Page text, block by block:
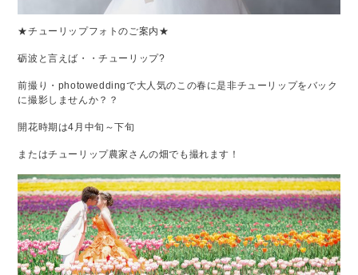
★チューリップフォトのご案内★
砺波と言えば・・チューリップ?
前撮り・photoweddingで大人気のこの春に是非チューリップをバック
に撮影しませんか？？
開花時期は4月中旬～下旬
またはチューリップ農家さんの畑でも撮れます！